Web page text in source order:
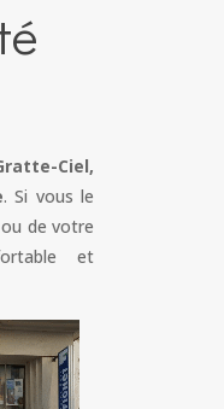
Ciel,
. Si vous le
de votre
et